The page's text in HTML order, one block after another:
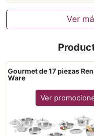
Ver
Gourmet de 17 piezas
Ware
Ver